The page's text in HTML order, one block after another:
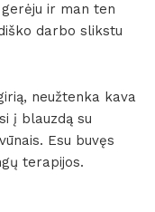
ir man ten
darbo slikstu
neužtenka kava
į blauzdą su
Esu buvęs
terapijos.